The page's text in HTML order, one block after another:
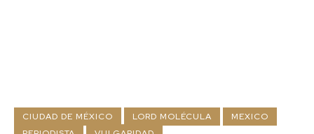
CIUDAD DE MÉXICO LORD MOLÉCULA
MEXICO